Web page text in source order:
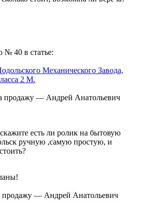
№ 40 в статье:
Механического Завода,
2 М.
продажу — Андрей Анатольевич
скажите есть ли ролик на бытовую
ручную ,самую простую, и
продажу — Андрей Анатольевич